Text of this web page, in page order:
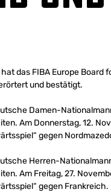
das FIBA Europe Board
und bestätigt.
Damen-
Am Donnerstag, 12.
gegen
Herren-
Am Freitag, 27.
gegen Frankreich.